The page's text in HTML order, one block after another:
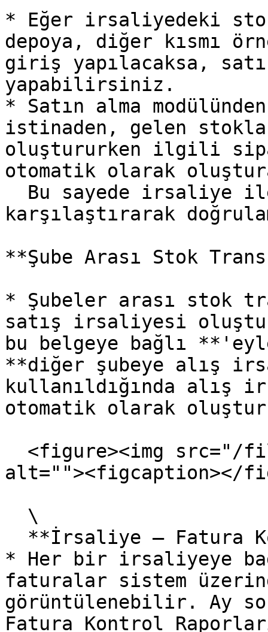
* Eğer irsaliyedeki
depoya, diğer kısmı
giriş yapılacaksa,
yapabilirsiniz.
* Satın alma
istinaden, gelen
oluştururken ilgili
otomatik olarak
karşılaştırarak
**Şube Arası Stok
* Şubeler arası stok
satış irsaliyesi
bu belgeye bağlı
**diğer şubeye alış
kullanıldığında alış
otomatik olarak
alt=""><figcaption></
* Her bir irsaliyeye
faturalar sistem
görüntülenebilir. Ay
Fatura Kontrol